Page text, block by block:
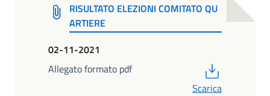
RISULTATO ELEZIONI COMITATO QU
ARTIERE
02-11-2021
Allegato formato pdf
Scarica